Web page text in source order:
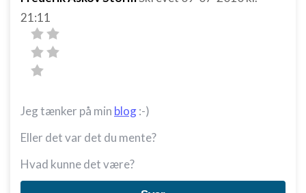
21:11
Jeg tænker på min blog:-)
Eller det var det du mente?
Hvad kunne det være?